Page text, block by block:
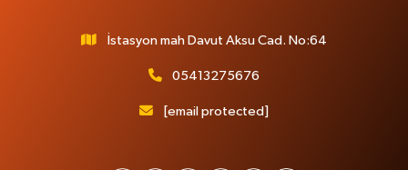
İstasyon mah Davut Aksu Cad. No:64
05413275676
[email protected]